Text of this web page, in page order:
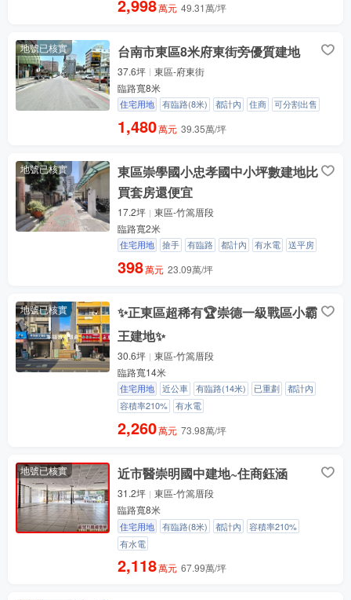
2,998萬元 49.31萬/坪
地號已核實 台南市東區8米府東街旁優質建地
37.6坪
東區-府東街
臨路寬8米
住宅用地 有臨路(8米) 都計內 住商 可分割出售
1,480萬元 39.35萬/坪
地號已核實
東區崇學國小忠孝國中小坪數建地比
買套房還便宜
17.2坪
東區-竹篙厝段
臨路寬2米
住宅用地 搶手 有臨路 都計內 有水電 送平房
398萬元 23.09萬/坪
地號已核實
✨正東區超稀有🏆崇德一級戰區小霸
王建地✨
30.6坪
東區-竹篙厝段
臨路寬14米
住宅用地 近公車 有臨路(14米) 已重劃
都計內
容積率210%
有水電
2,260萬元 73.98萬/坪
地號已核實 近市醫崇明國中建地~住商鈺涵
31.2坪
東區-竹篙厝段
臨路寬8米
住宅用地 有臨路(8米) 都計內
容積率210%
有水電
2,118萬元 67.99萬/坪